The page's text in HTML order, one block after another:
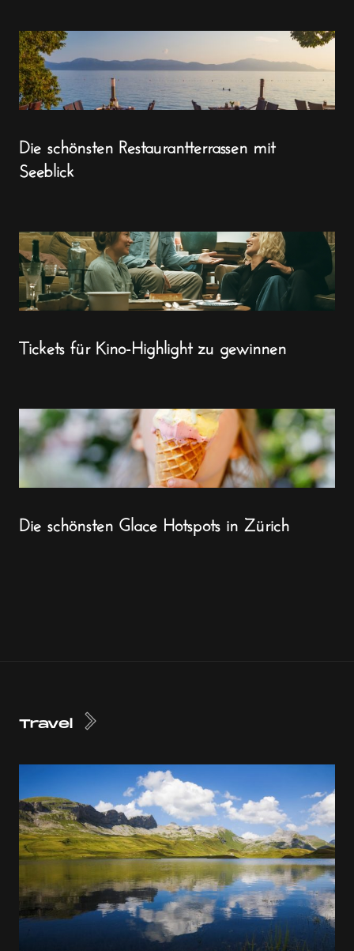
Die schönsten Restaurantterrassen mit
Seeblick
Tickets für Kino-Highlight zu gewinnen
Die schönsten Glace Hotspots in Zürich
Travel